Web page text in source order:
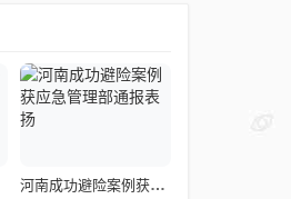
河南成功避险案例获应急管理部通报表扬